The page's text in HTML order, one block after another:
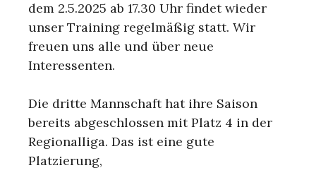
dem 2.5.2025 ab 17.30 Uhr findet wieder
unser Training regelmäßig statt. Wir
freuen uns alle und über neue
Interessenten.
Die dritte Mannschaft hat ihre Saison
bereits abgeschlossen mit Platz 4 in der
Regionalliga. Das ist eine gute
Platzierung,